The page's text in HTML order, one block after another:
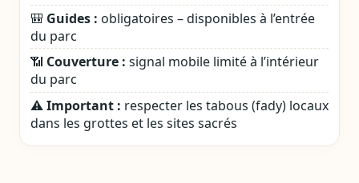
🎒 Guides : obligatoires – disponibles à l’entrée
du parc
📶 Couverture : signal mobile limité à l’intérieur
du parc
⚠️Important : respecter les tabous (fady) locaux
dans les grottes et les sites sacrés